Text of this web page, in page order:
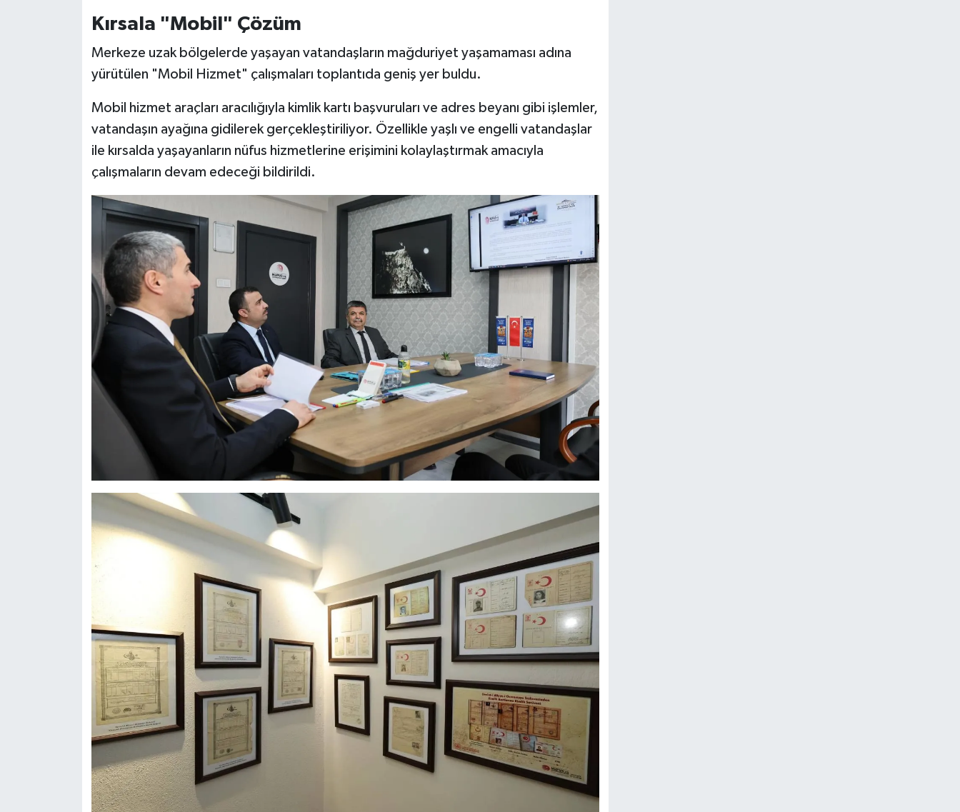
Kırsala "Mobil" Çözüm
Merkeze uzak bölgelerde yaşayan vatandaşların mağduriyet yaşamaması adına
yürütülen "Mobil Hizmet" çalışmaları toplantıda geniş yer buldu.
Mobil hizmet araçları aracılığıyla kimlik kartı başvuruları ve adres beyanı gibi işlemler,
vatandaşın ayağına gidilerek gerçekleştiriliyor. Özellikle yaşlı ve engelli vatandaşlar
ile kırsalda yaşayanların nüfus hizmetlerine erişimini kolaylaştırmak amacıyla
çalışmaların devam edeceği bildirildi.